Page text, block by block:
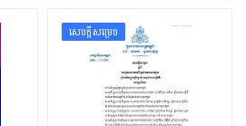
សេចក្ដីសម្រេច